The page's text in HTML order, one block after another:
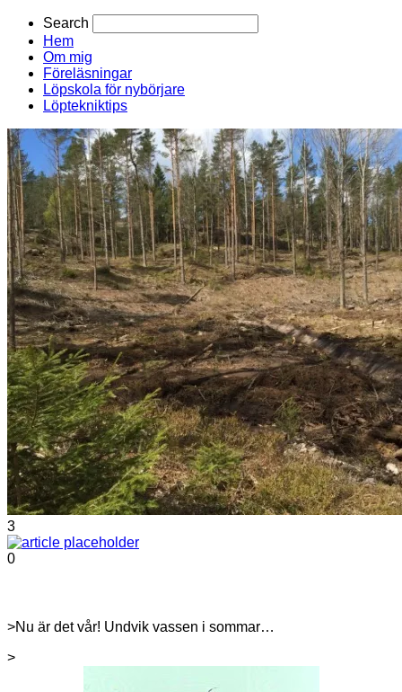
Search
Hem
Om mig
Föreläsningar
Löpskola för nybörjare
Löptekniktips
3
0
>Nu är det vår! Undvik vassen i sommar…
>